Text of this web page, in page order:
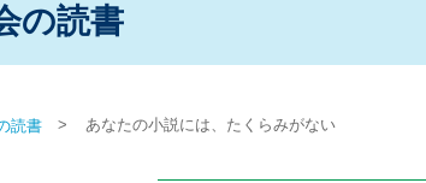
の読書
読書> あなたの小説には、たくらみがない